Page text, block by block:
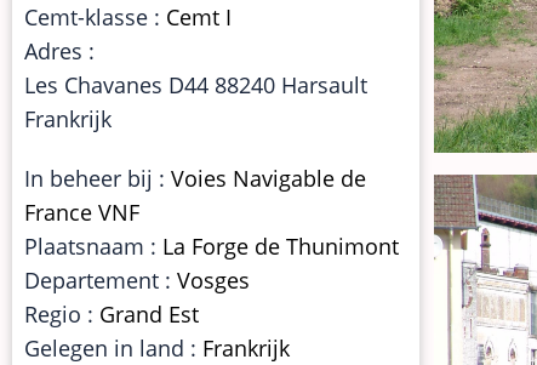
Cemt-klasse : Cemt I
Adres :
Les Chavanes D44 88240 Harsault
Frankrijk
In beheer bij : Voies Navigable de
France VNF
Plaatsnaam : La Forge de Thunimont
Departement : Vosges
Regio : Grand Est
Gelegen in land : Frankrijk